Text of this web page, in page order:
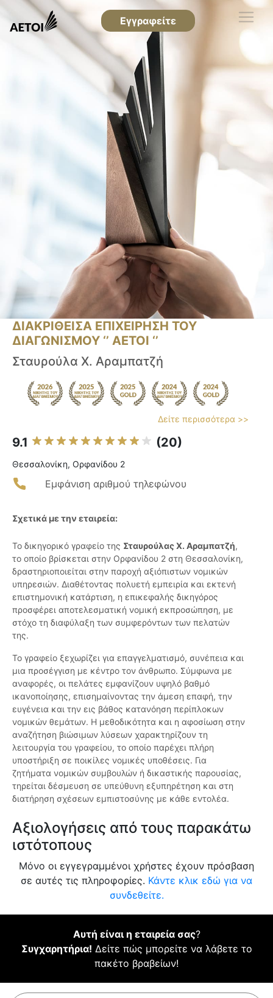
Εγγραφείτε
ΔΙΑΚΡΙΘΕΙΣΑ ΕΠΙΧΕΙΡΗΣΗ ΤΟΥ
ΔΙΑΓΩΝΙΣΜΟΥ ‘’ ΑΕΤΟΙ ‘’
Σταυρούλα Χ. Αραμπατζή
Δείτε περισσότερα >>
9.1 (20)
Θεσσαλονίκη, Ορφανίδου 2
Εμφάνιση αριθμού τηλεφώνου
Σχετικά με την εταιρεία:
Το δικηγορικό γραφείο της Σταυρούλας Χ. Αραμπατζή,
το οποίο βρίσκεται στην Ορφανίδου 2 στη Θεσσαλονίκη,
δραστηριοποιείται στην παροχή αξιόπιστων νομικών
υπηρεσιών. Διαθέτοντας πολυετή εμπειρία και εκτενή
επιστημονική κατάρτιση, η επικεφαλής δικηγόρος
προσφέρει αποτελεσματική νομική εκπροσώπηση, με
στόχο τη διαφύλαξη των συμφερόντων των πελατών
της.
Το γραφείο ξεχωρίζει για επαγγελματισμό, συνέπεια και
μια προσέγγιση με κέντρο τον άνθρωπο. Σύμφωνα με
αναφορές, οι πελάτες εμφανίζουν υψηλό βαθμό
ικανοποίησης, επισημαίνοντας την άμεση επαφή, την
ευγένεια και την εις βάθος κατανόηση περίπλοκων
νομικών θεμάτων. Η μεθοδικότητα και η αφοσίωση στην
αναζήτηση βιώσιμων λύσεων χαρακτηρίζουν τη
λειτουργία του γραφείου, το οποίο παρέχει πλήρη
υποστήριξη σε ποικίλες νομικές υποθέσεις. Για
ζητήματα νομικών συμβουλών ή δικαστικής παρουσίας,
τηρείται δέσμευση σε υπεύθυνη εξυπηρέτηση και στη
διατήρηση σχέσεων εμπιστοσύνης με κάθε εντολέα.
Αξιολογήσεις από τους παρακάτω
ιστότοπους
Μόνο οι εγγεγραμμένοι χρήστες έχουν πρόσβαση
σε αυτές τις πληροφορίες. Κάντε κλικ εδώ για να
συνδεθείτε.
Αυτή είναι η εταιρεία σας?
Συγχαρητήρια! Δείτε πώς μπορείτε να λάβετε το
πακέτο βραβείων!